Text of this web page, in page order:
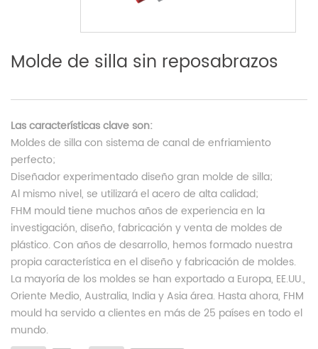
Molde de silla sin reposabrazos
Las características clave son:
Moldes de silla con sistema de canal de enfriamiento
perfecto;
Diseñador experimentado diseño gran molde de silla;
Al mismo nivel, se utilizará el acero de alta calidad;
FHM mould tiene muchos años de experiencia en la
investigación, diseño, fabricación y venta de moldes de
plástico. Con años de desarrollo, hemos formado nuestra
propia característica en el diseño y fabricación de moldes.
La mayoría de los moldes se han exportado a Europa, EE.UU.,
Oriente Medio, Australia, India y Asia área. Hasta ahora, FHM
mould ha servido a clientes en más de 25 países en todo el
mundo.